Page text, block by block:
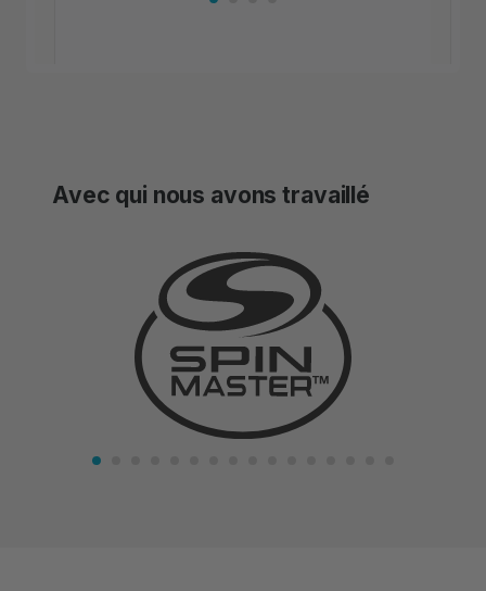
not currently doing so – it’s a win win!
Avec qui nous avons travaillé